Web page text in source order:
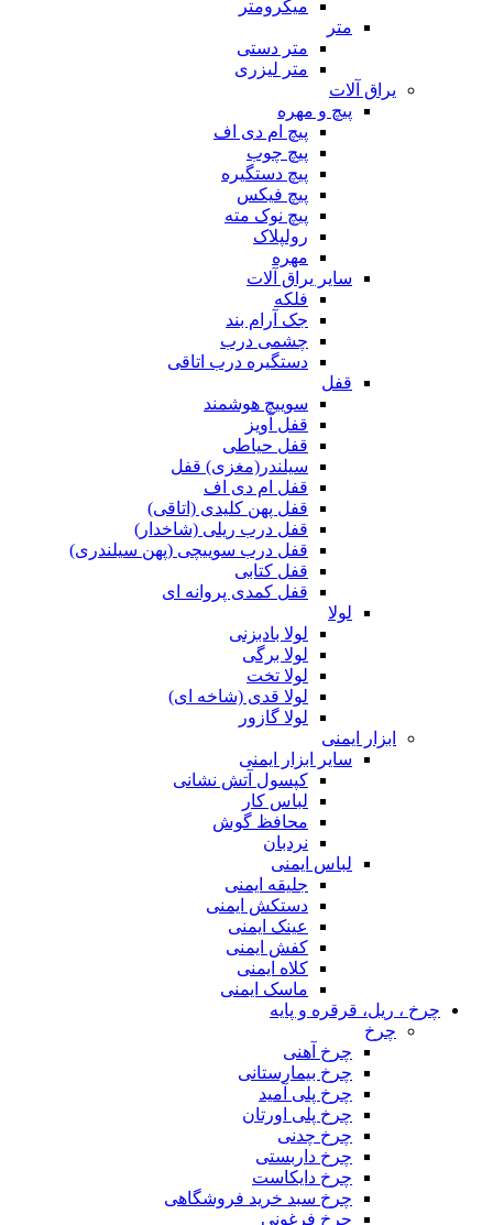
میکرومتر
متر
متر دستی
متر لیزری
یراق آلات
پیچ و مهره
پیچ ام دی اف
پیچ چوب
پیچ دستگیره
پیچ فیکس
پیچ نوک مته
رولپلاک
مهره
سایر یراق آلات
فلکه
جک آرام بند
چشمی درب
دستگیره درب اتاقی
قفل
سوییچ هوشمند
قفل آویز
قفل حیاطی
سیلندر(مغزی) قفل
قفل ام دی اف
قفل پهن کلیدی (اتاقی)
قفل درب ریلی (شاخدار)
قفل درب سوییچی (پهن سیلندری)
قفل کتابی
قفل کمدی پروانه ای
لولا
لولا بادبزنی
لولا برگی
لولا تخت
لولا قدی (شاخه ای)
لولا گازور
ابزار ایمنی
سایر ابزار ایمنی
کپسول آتش نشانی
لباس کار
محافظ گوش
نردبان
لباس ایمنی
جلیقه ایمنی
دستکش ایمنی
عینک ایمنی
کفش ایمنی
کلاه ایمنی
ماسک ایمنی
چرخ ، ریل، قرقره و پایه
چرخ
چرخ آهنی
چرخ بیمارستانی
چرخ پلی آمید
چرخ پلی اورتان
چرخ چدنی
چرخ داربستی
چرخ دایکاست
چرخ سبد خرید فروشگاهی
چرخ فرغونی